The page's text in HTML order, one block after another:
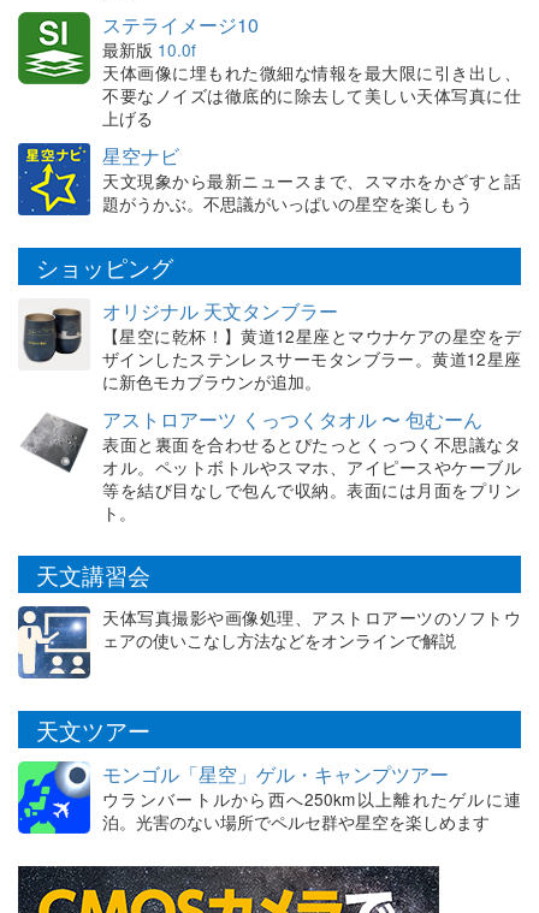
ステライメージ10
最新版 10.0f
天体画像に埋もれた微細な情報を最大限に引き出し、
不要なノイズは徹底的に除去して美しい天体写真に仕
上げる
星空ナビ
天文現象から最新ニュースまで、スマホをかざすと話
題がうかぶ。不思議がいっぱいの星空を楽しもう
ショッピング
オリジナル 天文タンブラー
【星空に乾杯！】黄道12星座とマウナケアの星空をデ
ザインしたステンレスサーモタンブラー。黄道12星座
に新色モカブラウンが追加。
アストロアーツ くっつくタオル 〜 包むーん
表面と裏面を合わせるとぴたっとくっつく不思議なタ
オル。ペットボトルやスマホ、アイピースやケーブル
等を結び目なしで包んで収納。表面には月面をプリン
ト。
天文講習会
天体写真撮影や画像処理、アストロアーツのソフトウ
ェアの使いこなし方法などをオンラインで解説
天文ツアー
モンゴル「星空」ゲル・キャンプツアー
ウランバートルから西へ250km以上離れたゲルに連
泊。光害のない場所でペルセ群や星空を楽しめます